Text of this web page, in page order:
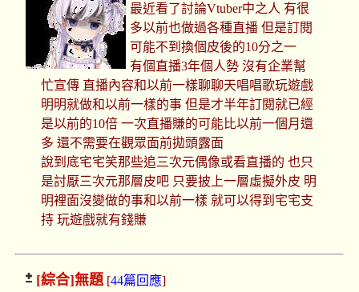
最近看了討論Vtuber中之人 有很
多以前也做過各種直播 但是訂閱
可能不到換個皮後的10分之一
有個直播3年個人勢 沒有企業幫
忙宣傳 直播內容和以前一樣聊聊天唱唱歌玩遊戲
明明就做和以前一樣的事 但是才半年訂閱就已經
是以前的10倍 一次直播賺的可能比以前一個月還
多 還不需要在觀眾面前拋頭露面
說到底宅宅笑那些追三次元偶像或看直播的 也只
是討厭三次元那層皮吧 只要披上一層虛擬外皮 明
明裡面沒變做的事和以前一樣 就可以得到宅宅支
持 玩遊戲就有錢賺
[綜合]無題[44篇回應]